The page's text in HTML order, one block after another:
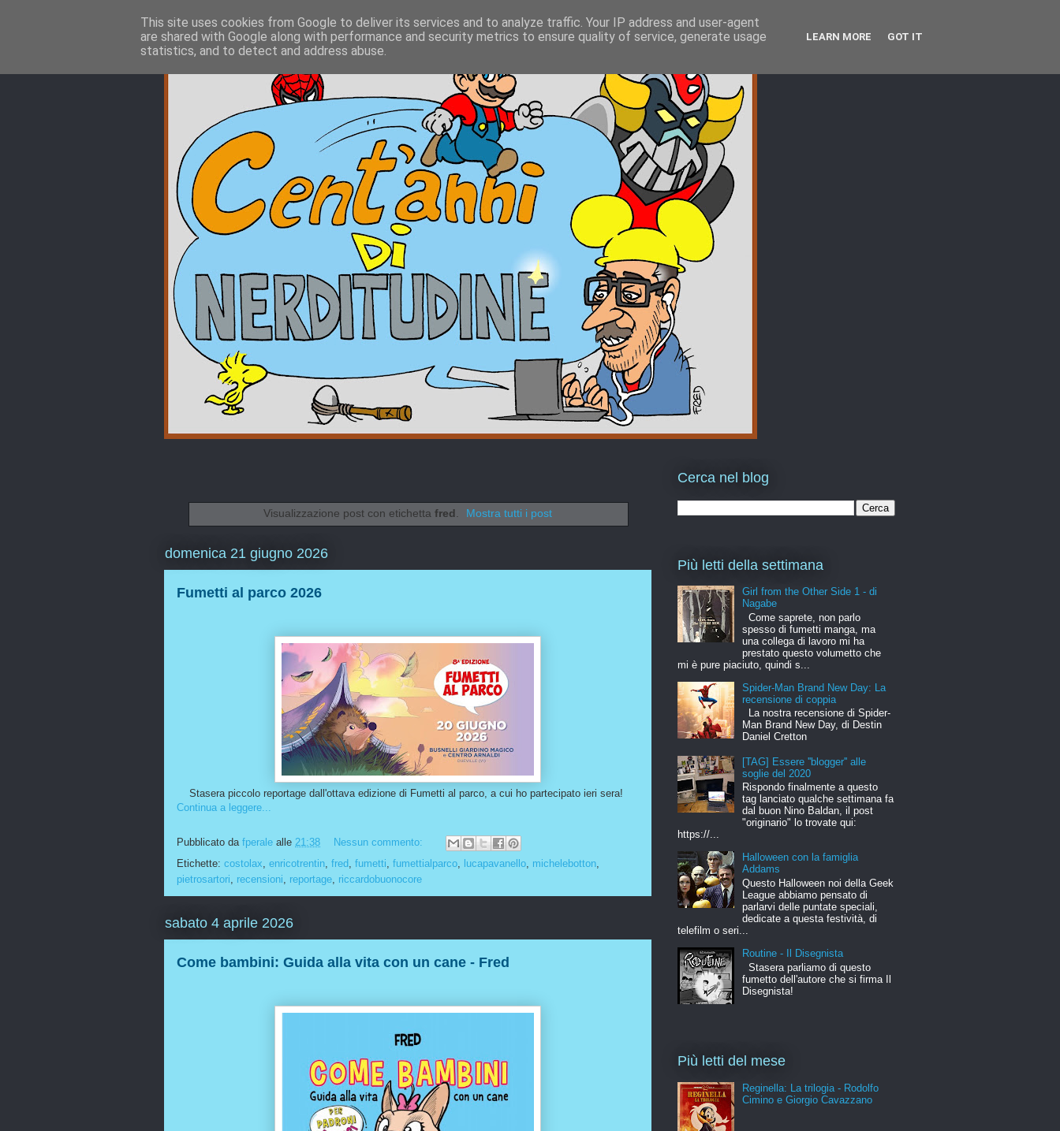
Visualizzazione post con etichetta fred. Mostra tutti i post
domenica 21 giugno 2026
Fumetti al parco 2026
Stasera piccolo reportage dall'ottava edizione di Fumetti al parco, a cui ho partecipato ieri sera!
Continua a leggere...
Pubblicato da fperale alle 21:38
Nessun commento:
Etichette: costolax enricotrentin fred fumetti fumettialparco lucapavanello michelebotton
pietrosartori
recensioni reportage riccardobuonocore
sabato 4 aprile 2026
Come bambini: Guida alla vita con un cane - Fred
Cerca nel blog
Più letti della settimana
Girl from the Other Side 1 - di
Nagabe
Come saprete, non parlo
spesso di fumetti manga, ma
una collega di lavoro mi ha
prestato questo volumetto che
mi è pure piaciuto, quindi s...
Spider-Man Brand New Day: La
recensione di coppia
La nostra recensione di Spider-
Man Brand New Day, di Destin
Daniel Cretton
[TAG] Essere ''blogger'' alle
soglie del 2020
Rispondo finalmente a questo
tag lanciato qualche settimana fa
dal buon Nino Baldan, il post
"originario" lo trovate qui:
https://...
Halloween con la famiglia
Addams
Questo Halloween noi della Geek
League abbiamo pensato di
parlarvi delle puntate speciali,
dedicate a questa festività, di
telefilm o seri...
Routine - Il Disegnista
Stasera parliamo di questo
fumetto dell'autore che si firma Il
Disegnista!
Più letti del mese
Reginella: La trilogia - Rodolfo
Cimino e Giorgio Cavazzano
This site uses cookies from Google to deliver its services and to analyze traffic. Your IP address and user-agent
are shared with Google along with performance and security metrics to ensure quality of service, generate usage
statistics, and to detect and address abuse.
LEARN MORE GOT IT